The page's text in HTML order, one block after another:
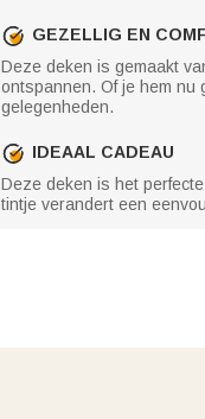
GEZELLIG EN
Deze deken is gemaakt
ontspannen. Of je hem nu
gelegenheden.
IDEAAL CADEAU
Deze deken is het
tintje verandert een